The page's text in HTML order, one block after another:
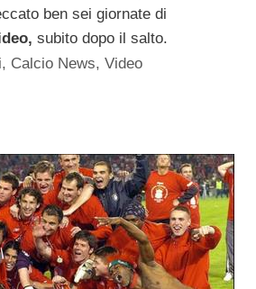
ben sei giornate di
subito dopo il salto.
, Calcio News,Video